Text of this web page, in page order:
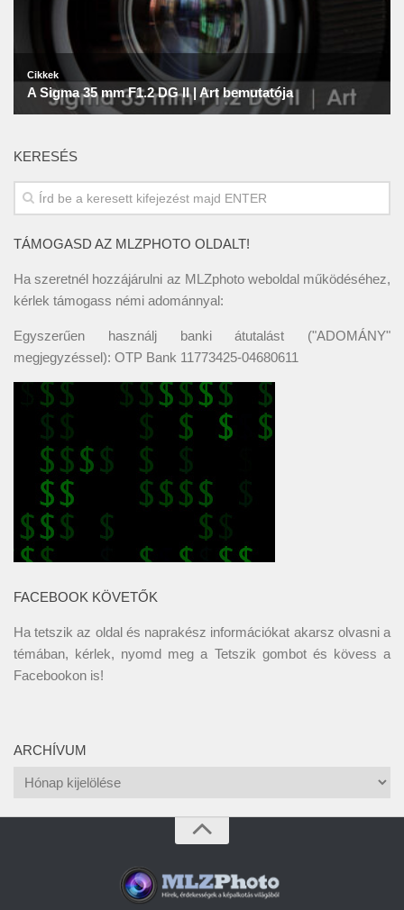
KERESÉS
TÁMOGASD AZ MLZPHOTO OLDALT!
Ha szeretnél hozzájárulni az MLZphoto weboldal működéséhez,
kérlek támogass némi adománnyal:
Egyszerűen használj banki átutalást ("ADOMÁNY"
megjegyzéssel): OTP Bank 11773425-04680611
FACEBOOK KÖVETŐK
Ha tetszik az oldal és naprakész információkat akarsz olvasni a
témában, kérlek, nyomd meg a Tetszik gombot és kövess a
Facebookon is!
ARCHÍVUM
Archívum